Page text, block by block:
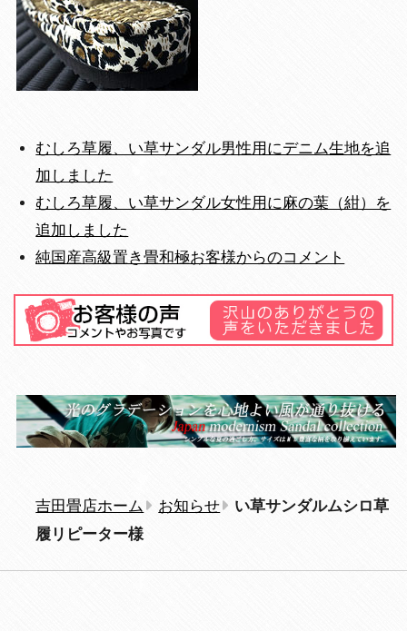
むしろ草履、い草サンダル男性用にデニム生地を追
加しました
むしろ草履、い草サンダル女性用に麻の葉（紺）を
追加しました
純国産高級置き畳和極お客様からのコメント
吉田畳店ホーム お知らせ
い草サンダルムシロ草
履リピーター様